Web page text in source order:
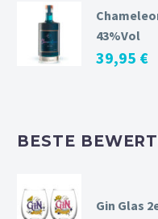
43%Vol
39,95 €
BESTE
Gin Glas